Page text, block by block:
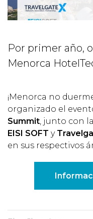
Por primer año,
Menorca
¡Menorca no
organizado el
Summit, junto con
EISI SOFT y
en sus respectivos